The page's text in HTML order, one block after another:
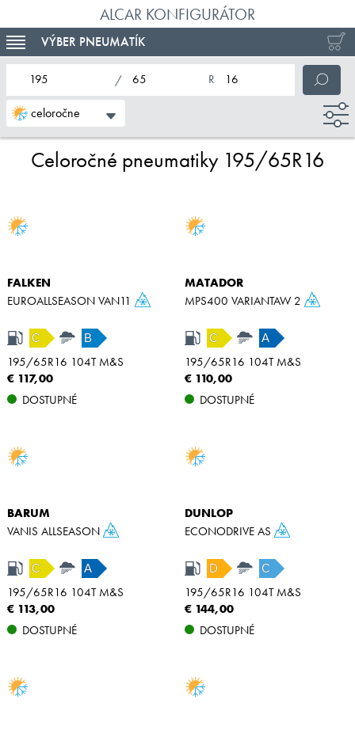
ALCAR KONFIGURÁTOR
TOGGLE NAVIGATION
VÝBER PNEUMATÍK
celoročne
nominálna šírka pneumatiky
profil pneumatiky
nominálny priemer pneumatiky
Celoročné pneumatiky 195/65R16
FALKEN
EUROALLSEASON VAN11
C B
195/65R16 104T M&S
€ 117,00
DOSTUPNÉ
MATADOR
MPS400 VARIANTAW 2
C A
195/65R16 104T M&S
€ 110,00
DOSTUPNÉ
BARUM
VANIS ALLSEASON
C A
195/65R16 104T M&S
€ 113,00
DOSTUPNÉ
DUNLOP
ECONODRIVE AS
D C
195/65R16 104T M&S
€ 144,00
DOSTUPNÉ